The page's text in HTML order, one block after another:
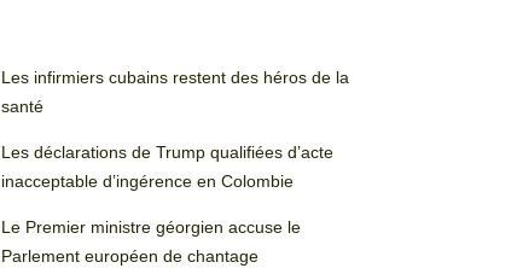
Les infirmiers cubains restent des héros de la
santé
Les déclarations de Trump qualifiées d’acte
inacceptable d’ingérence en Colombie
Le Premier ministre géorgien accuse le
Parlement européen de chantage